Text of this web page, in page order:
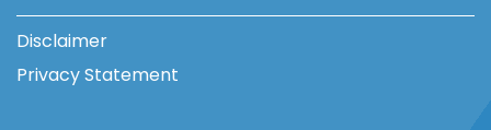
Disclaimer
Privacy Statement